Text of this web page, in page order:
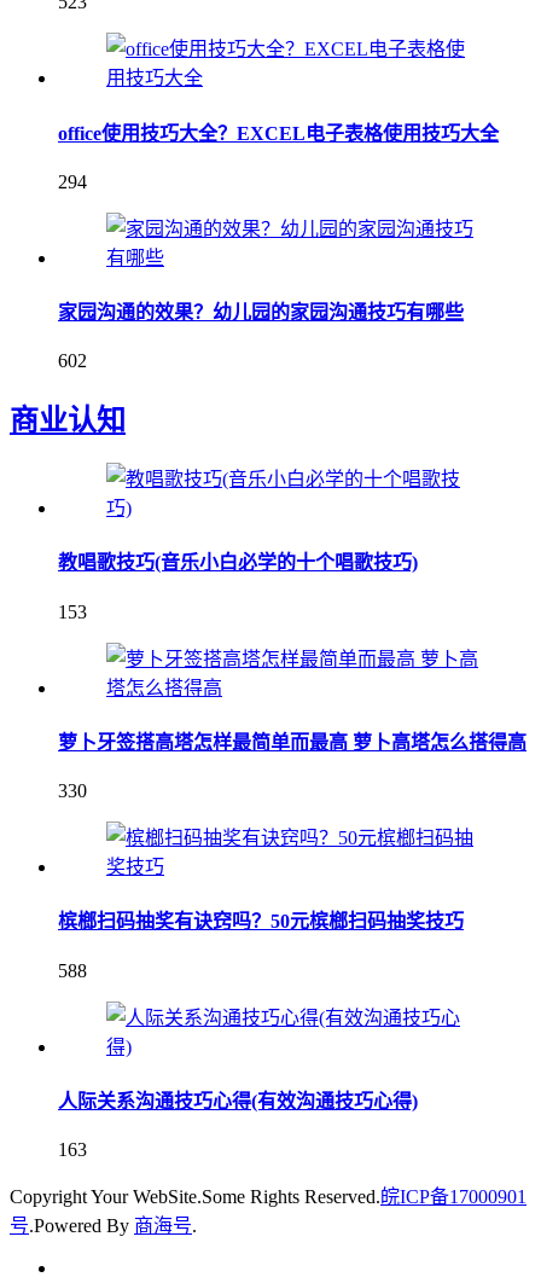
office使用技巧大全？EXCEL电子表格使用技巧大全
294
家园沟通的效果？幼儿园的家园沟通技巧有哪些
602
商业认知
教唱歌技巧(音乐小白必学的十个唱歌技巧)
153
萝卜牙签搭高塔怎样最简单而最高 萝卜高塔怎么搭得高
330
槟榔扫码抽奖有诀窍吗？50元槟榔扫码抽奖技巧
588
人际关系沟通技巧心得(有效沟通技巧心得)
163
Copyright Your WebSite.Some Rights Reserved.皖ICP备17000901
号.Powered By 商海号.